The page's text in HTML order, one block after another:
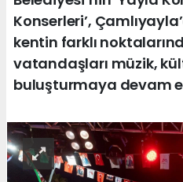
Konserleri’,
kentin farklı
vatandaşları müzik,
buluşturmaya devam